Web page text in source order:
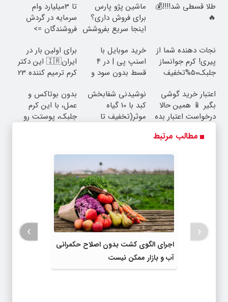
طلا قسطی شد!!!!💰
🔥
ماشین پژو پارس
برای فروش داری؟
اینجا سریع بفروشش
تا 3میلیارد وام
سرمایه در گردش
فروشندگان =>
کن
نجات دهنده شما از
پیری! کرم جوانساز
جلبک50%تخفیف
خرید موبایل با
اسنپ پی | در ۴
قسط بدون سود و
برای اولین بار در
ایران🇮🇷 این دکتر
کرم ترمیم کننده 23
اعتبار خرید گوشی
بگیر 📱 همین حالا
درخواست اعتبار بده
نوشیدنی شفابخش
کبد با 10 گیاه
موثر(تخفیف تا
بدون بوتاکس و
عمل، با این کرم
جلبک، پوستت رو
مطالب مرتبط
اجرای الگوی کشت بدون اصلاح حکمرانی
آب و بازار ممکن نیست
‹
›